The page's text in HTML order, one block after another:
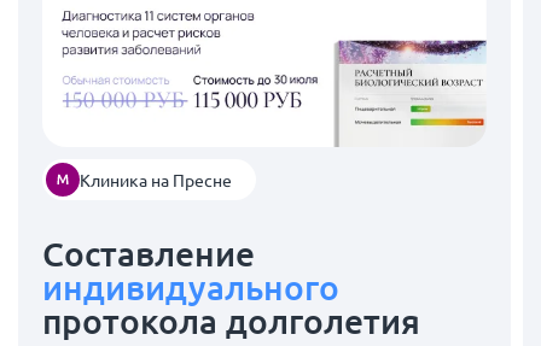
Клиника на Пресне
Составление
индивидуального
протокола долголетия